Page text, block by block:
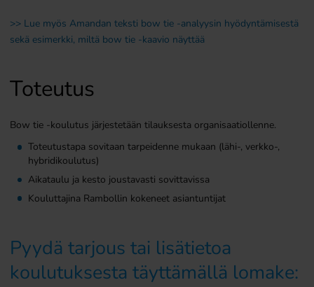
>> Lue myös Amandan teksti bow tie -analyysin hyödyntämisestä
sekä esimerkki, miltä bow tie -kaavio näyttää
Toteutus
Bow tie -koulutus järjestetään tilauksesta organisaatiollenne.
Toteutustapa sovitaan tarpeidenne mukaan (lähi-, verkko-,
hybridikoulutus)
Aikataulu ja kesto joustavasti sovittavissa
Kouluttajina Rambollin kokeneet asiantuntijat
Pyydä tarjous tai lisätietoa
koulutuksesta täyttämällä lomake: